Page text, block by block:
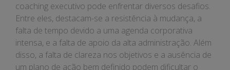
coaching executivo pode enfrentar diversos desafios.
Entre eles, destacam-se a resistência à mudança, a
falta de tempo devido a uma agenda corporativa
intensa, e a falta de apoio da alta administração. Além
disso, a falta de clareza nos objetivos e a ausência de
um plano de ação bem definido podem dificultar o